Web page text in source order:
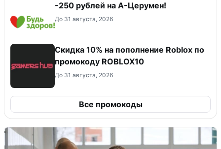
-250 рублей на А-Церумен!
До 31 августа, 2026
Скидка 10% на пополнение Roblox по
промокоду ROBLOX10
До 31 августа, 2026
Все промокоды